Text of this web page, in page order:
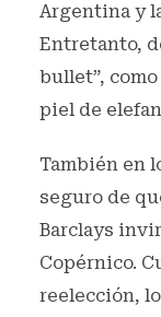
Argentina y
Entretanto,
bullet”,
piel de
También en
seguro de
Barclays
Copérnico.
reelección,